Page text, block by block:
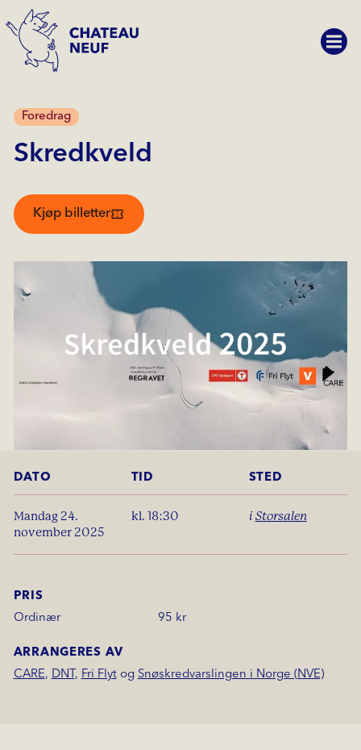
Foredrag
Skredkveld
Kjøp billetter
PRIS
Ordinær
95 kr
ARRANGERES AV
CARE, DNT , Fri Flytog Snøskredvarslingen i Norge (NVE)
DATO TID STED
mandag 24.
november 2025
kl. 18:30 i Storsalen